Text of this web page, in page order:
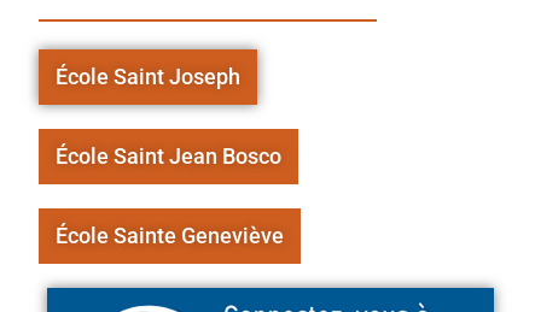
École Saint Joseph
École Saint Jean Bosco
École Sainte Geneviève